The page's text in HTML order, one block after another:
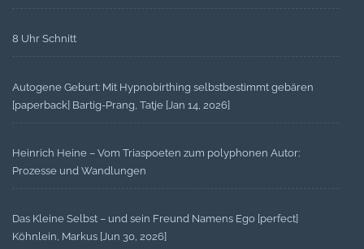
8 Uhr Schnitt
Autogene Geburt: Mit Hypnobirthing selbstbestimmt gebären
[paperback] Bartig-Prang, Tatje [Jan 14, 2026]
Heinrich Heine – Vom Triaspoeten zum polyphonen Autor:
Prozesse und Wandlungen
Das Kleine Selbst – und sein Freund Namens Ego [perfect]
Köhnlein, Markus [Jun 30, 2026]